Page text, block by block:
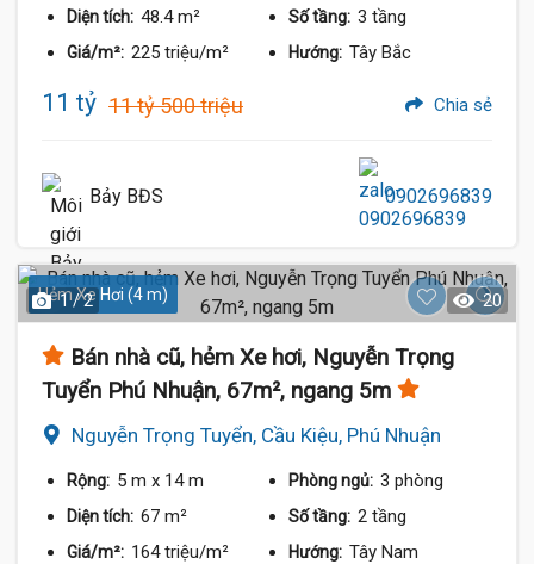
Diện tích: 48.4 m² Số tầng: 3 tầng
Giá/m²: 225 triệu/m² Hướng: Tây Bắc
11 tỷ 11 tỷ 500 triệu Chia sẻ
Bảy BĐS 0902696839
Hẻm Xe Hơi (4 m)
1 / 2 20
Bán nhà cũ, hẻm Xe hơi, Nguyễn Trọng
Tuyển Phú Nhuận, 67m², ngang 5m
Nguyễn Trọng Tuyển, Cầu Kiệu, Phú Nhuận
Rộng: 5 m x 14 m Phòng ngủ: 3 phòng
Diện tích: 67 m² Số tầng: 2 tầng
Giá/m²: 164 triệu/m² Hướng: Tây Nam